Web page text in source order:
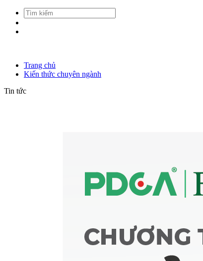
Trang chủ
Kiến thức chuyên ngành
Tin tức